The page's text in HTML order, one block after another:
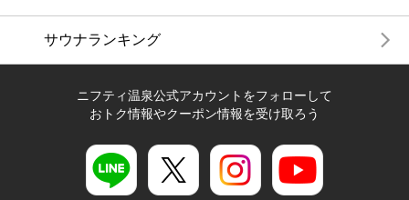
サウナランキング
ニフティ温泉公式アカウントをフォローして
おトク情報やクーポン情報を受け取ろう